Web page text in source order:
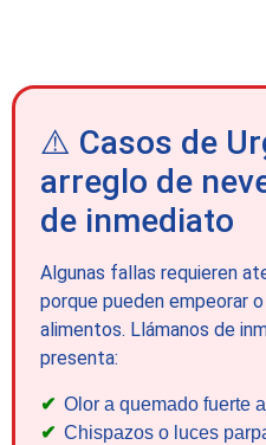
⚠️ Casos de
arreglo de
de inmediato
Algunas fallas requieren
porque pueden empeorar
alimentos. Llámanos de
presenta:
Olor a quemado fuerte
Chispazos o luces